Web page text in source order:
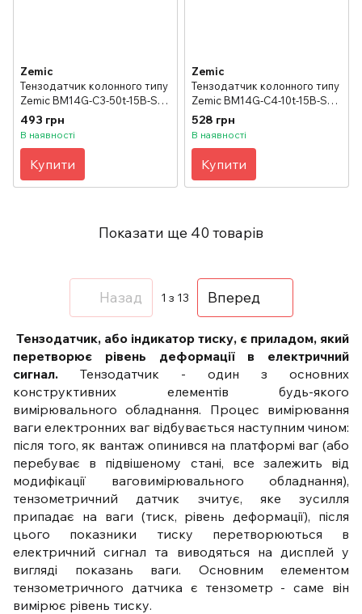
Zemic
Тензодатчик колонного типу
Zemic BM14G-C3-50t-15B-SC
(нержавіюча сталь)
493 грн
В наявності
Купити
Zemic
Тензодатчик колонного типу
Zemic BM14G-C4-10t-15B-SC
(нержавіюча сталь)
528 грн
В наявності
Купити
Показати ще 40 товарів
Назад 1 з 13 Вперед
Тензодатчик, або індикатор тиску, є приладом, який
перетворює рівень деформації в електричний
сигнал. Тензодатчик - один з основних
конструктивних елементів будь-якого
вимірювального обладнання. Процес вимірювання
ваги електронних ваг відбувається наступним чином:
після того, як вантаж опинився на платформі ваг (або
перебуває в підвішеному стані, все залежить від
модифікації ваговимірювального обладнання),
тензометричний датчик зчитує, яке зусилля
припадає на ваги (тиск, рівень деформації), після
цього показники тиску перетворюються в
електричний сигнал та виводяться на дисплей у
вигляді показань ваги. Основним елементом
тензометричного датчика є тензометр - саме він
вимірює рівень тиску.